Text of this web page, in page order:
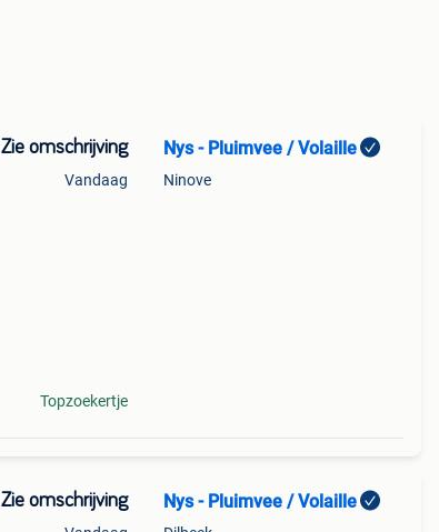
Zie omschrijving
Vandaag
Topzoekertje
Nys - Pluimvee / Volaille
Ninove
Zie omschrijving Nys - Pluimvee / Volaille